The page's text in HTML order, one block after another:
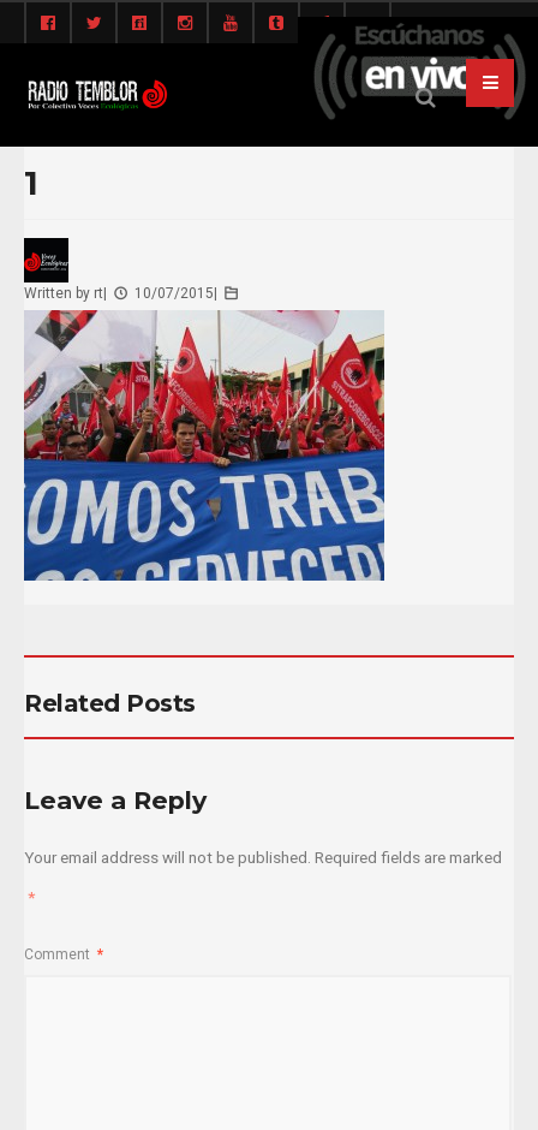
1
Written by rt 10/07/2015
Related Posts
Leave a Reply
Your email address will not be published. Required fields are marked
*
Comment *